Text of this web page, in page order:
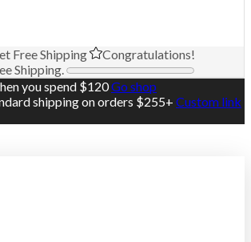
Free Shipping
Congratulations!
Shipping.
you spend $120Go shop
shipping on orders $255+ Custom link